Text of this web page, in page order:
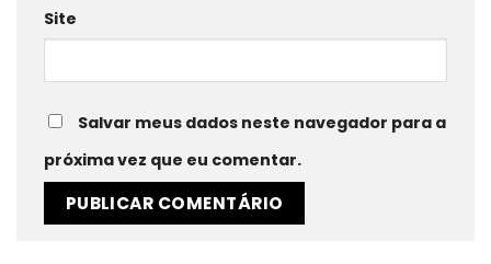
Site
Salvar meus dados neste navegador para a
próxima vez que eu comentar.